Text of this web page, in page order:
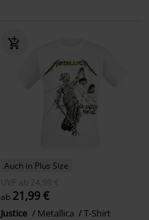
Auch in Plus Size
UVP
ab 24,99 €
ab 21,99 €
Justice Metallica T-Shirt